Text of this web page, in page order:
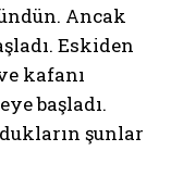
Ancak
Eskiden
kafanı
başladı.
şunlar